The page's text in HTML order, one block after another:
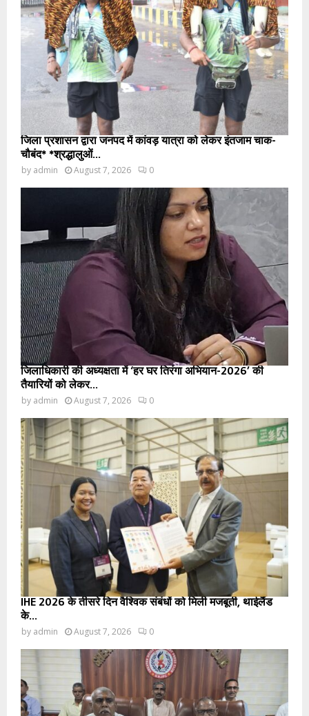
जिला प्रशासन द्वारा जनपद में कांवड़ यात्रा को लेकर इंतजाम चाक-
चौबंद* *श्रद्धालुओं...
by admin August 7, 2026 0
जिलाधिकारी की अध्यक्षता में ‘हर घर तिरंगा अभियान-2026’ की
तैयारियों को लेकर...
by admin August 7, 2026 0
IHE 2026 के तीसरे दिन वैश्विक संबंधों को मिली मजबूती, थाईलैंड
के...
by admin August 7, 2026 0